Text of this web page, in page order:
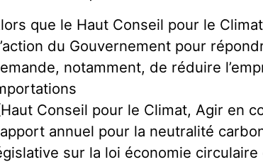
que le Haut Conseil pour le
du Gouvernement pour
notamment, de réduire
Conseil pour le Climat, Agir en
annuel pour la neutralité
sur la loi économie